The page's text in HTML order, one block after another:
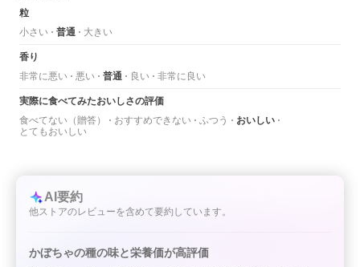
粒
小さい
普通 大きい
香り
非常に悪い
悪い 普通 良い 非常に良い
実際に食べてみたおいしさの評価
食べてない（贈答）
おすすめできない ふつう
おいしい
とてもおいしい
AI要約
他ストアのレビューを含めて要約しています。
かぼちゃの種の味と栄養価が高評価